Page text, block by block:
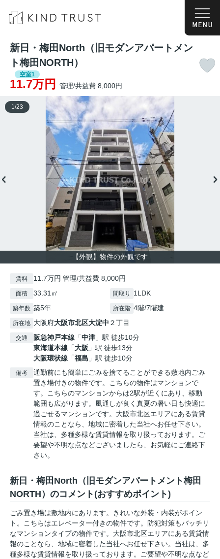
新日・梅田North（旧モダンアパートメン
ト梅田NORTH）
空室1
11.7万円 管理/共益費 8,000円
【外観】物件の外観です
1 /23
賃料 11.7万円 管理/共益費 8,000円
面積 33.31㎡ 間取り 1LDK
築年数 築5年 所在階 4階/7階建
所在地 大阪府大阪市北区大淀中 ２丁目
交通 阪急神戸本線 「中津 」駅 徒歩10分
東海道本線 「大阪 」駅 徒歩13分
大阪環状線 「福島 」駅 徒歩10分
備考
通勤前にも簡単にごみを捨てることができる敷地内ごみ
置き場付きの物件です。こちらの物件はマンションで
す。こちらのマンションからは2駅が近くにあり、移動
範囲も広がります。風通しが良く真夏の暑い日も快適に
過ごせるマンションです。大阪市北区エリアにある賃貸
情報のことなら、地域に密着した当社へお任せ下さい。
当社は、多種多様な賃貸情報を取り扱っております。ご
要望や不明な点などございましたら、お気軽にご連絡下
さい。
新日・梅田North（旧モダンアパートメント梅田
NORTH）のコメント(おすすめポイント)
ごみ置き場は敷地内にあります。きれいな外装・内装がポイン
ト。こちらはエレベーター付きの物件です。防犯対策もバッチリ
なマンションタイプの物件です。大阪市北区エリアにある賃貸情
報のことなら、地域に密着した当社へお任せ下さい。当社は、多
種多様な賃貸情報を取り扱っております。ご要望や不明な点など